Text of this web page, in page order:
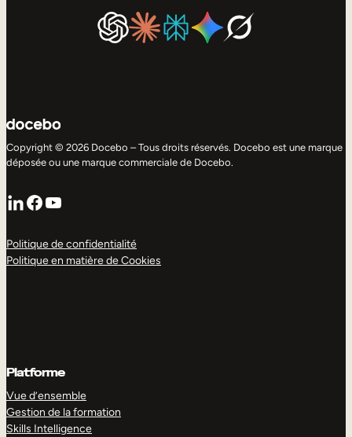
Copyright © 2026 Docebo – Tous droits réservés. Docebo est une marque
déposée ou une marque commerciale de Docebo.
LinkedIn
Facebook
YouTube
Politique de confidentialité
Politique en matière de Cookies
Platforme
Vue d’ensemble
Gestion de la formation
Skills Intelligence